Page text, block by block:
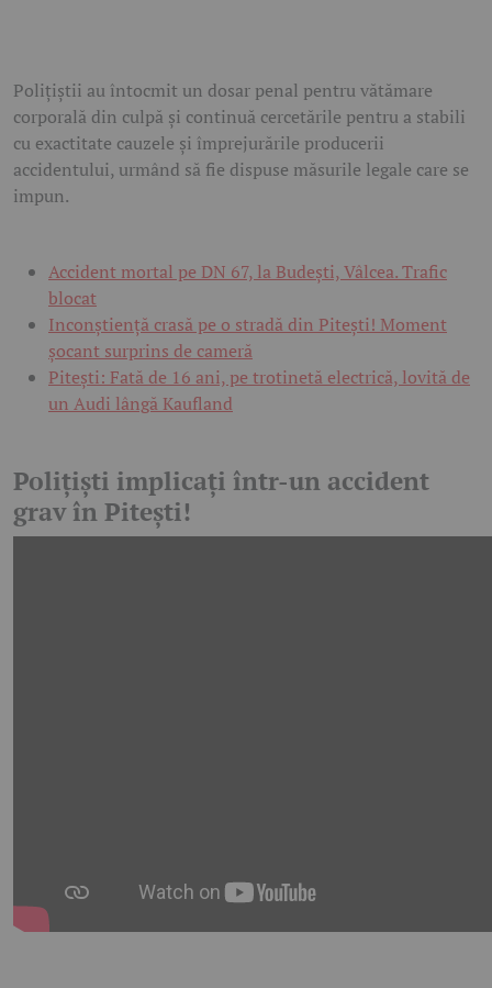
Polițiștii au întocmit un dosar penal pentru vătămare
corporală din culpă și continuă cercetările pentru a stabili
cu exactitate cauzele și împrejurările producerii
accidentului, urmând să fie dispuse măsurile legale care se
impun.
Accident mortal pe DN 67, la Budești, Vâlcea. Trafic
blocat
Inconștiență crasă pe o stradă din Pitești! Moment
șocant surprins de cameră
Pitești: Fată de 16 ani, pe trotinetă electrică, lovită de
un Audi lângă Kaufland
Polițiști implicați într-un accident
grav în Pitești!